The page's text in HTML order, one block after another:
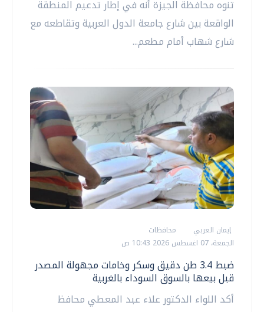
تنوه محافظة الجيزة أنه في إطار تدعيم المنطقة
الواقعة بين شارع جامعة الدول العربية وتقاطعه مع
شارع شهاب أمام مطعم...
إيمان العربي
محافظات
الجمعة، 07 اغسطس 2026 10:43 ص
ضبط 3.4 طن دقيق وسكر وخامات مجهولة المصدر
قبل بيعها بالسوق السوداء بالغربية
أكد اللواء الدكتور علاء عبد المعطي محافظ